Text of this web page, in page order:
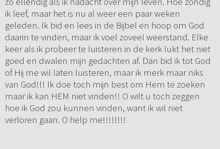
ik leef, maar het is nu al weer een paar weken
geleden. Ik bid en lees in de Bijbel en hoop om God
daarin te vinden, maar ik voel zoveel weerstand. Elke
keer als ik probeer te luisteren in de kerk lukt het niet
goed en dwalen mijn gedachten af. Dan bid ik tot God
of Hij me wil laten luisteren, maar ik merk maar niks
van God!!! Ik doe toch mijn best om Hem te zoeken
maar ik kan HEM niet vinden!! O wilt u toch zeggen
hoe ik God zou kunnen vinden, want ik wil niet
verloren gaan. O help me!!!!!!!!